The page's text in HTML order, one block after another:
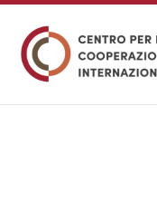
contenuto